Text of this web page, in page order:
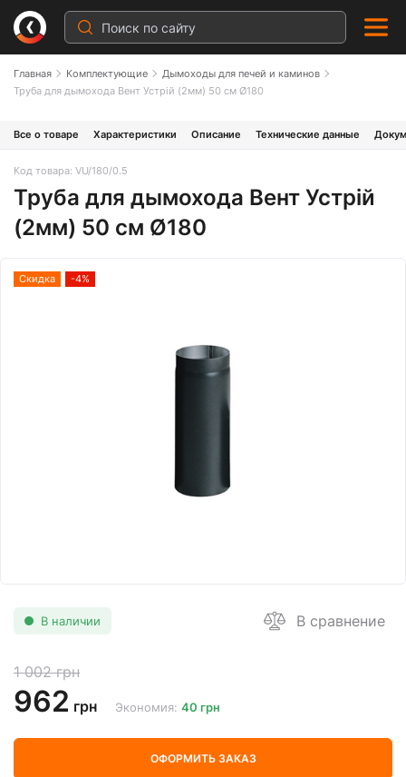
Главная Комплектующие
Дымоходы для печей и каминов
Труба для дымохода Вент Устрій (2мм) 50 см Ø180
Все о товаре Характеристики Описание Технические данные
Код товара: VU/180/0.5
Труба для дымохода Вент Устрій
(2мм) 50 см Ø180
Скидка -4%
В наличии В сравнение
1 002 грн
962 грн Экономия: 40 грн
ОФОРМИТЬ ЗАКАЗ